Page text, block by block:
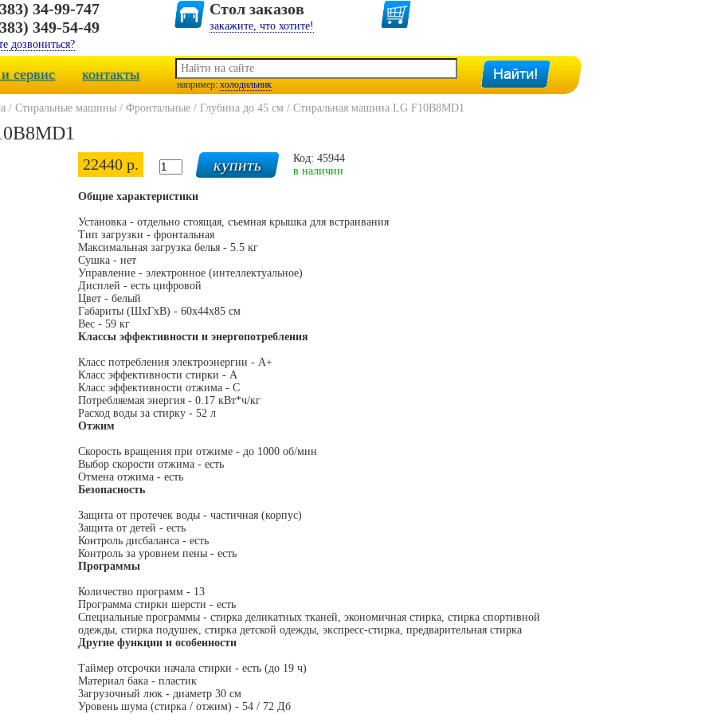
34-99-747
349-54-49
дозвониться?
Стол заказов
закажите, что хотите!
сервис контакты
например: холодильник
/ Стиральные машины / Фронтальные / Глубина до 45 см / Стиральная машина LG F10B8MD1
22440 р.
Код: 45944
в наличии
Общие характеристики
Установка - отдельно стоящая, съемная крышка для встраивания
Тип загрузки - фронтальная
Максимальная загрузка белья - 5.5 кг
Сушка - нет
Управление - электронное (интеллектуальное)
Дисплей - есть цифровой
Цвет - белый
Габариты (ШxГxВ) - 60x44x85 см
Вес - 59 кг
Классы эффективности и энергопотребления
Класс потребления электроэнергии - A+
Класс эффективности стирки - A
Класс эффективности отжима - C
Потребляемая энергия - 0.17 кВт*ч/кг
Расход воды за стирку - 52 л
Отжим
Скорость вращения при отжиме - до 1000 об/мин
Выбор скорости отжима - есть
Отмена отжима - есть
Безопасность
Защита от протечек воды - частичная (корпус)
Защита от детей - есть
Контроль дисбаланса - есть
Контроль за уровнем пены - есть
Программы
Количество программ - 13
Программа стирки шерсти - есть
Специальные программы - стирка деликатных тканей, экономичная стирка, стирка спортивной
одежды, стирка подушек, стирка детской одежды, экспресс-стирка, предварительная стирка
Другие функции и особенности
Таймер отсрочки начала стирки - есть (до 19 ч)
Материал бака - пластик
Загрузочный люк - диаметр 30 см
Уровень шума (стирка / отжим) - 54 / 72 Дб